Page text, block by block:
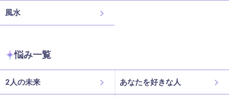
風水
悩み一覧
2人の未来 あなたを好きな人